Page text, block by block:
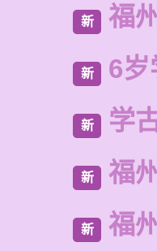
新 福
新 6岁
新 学
新 福
新 福